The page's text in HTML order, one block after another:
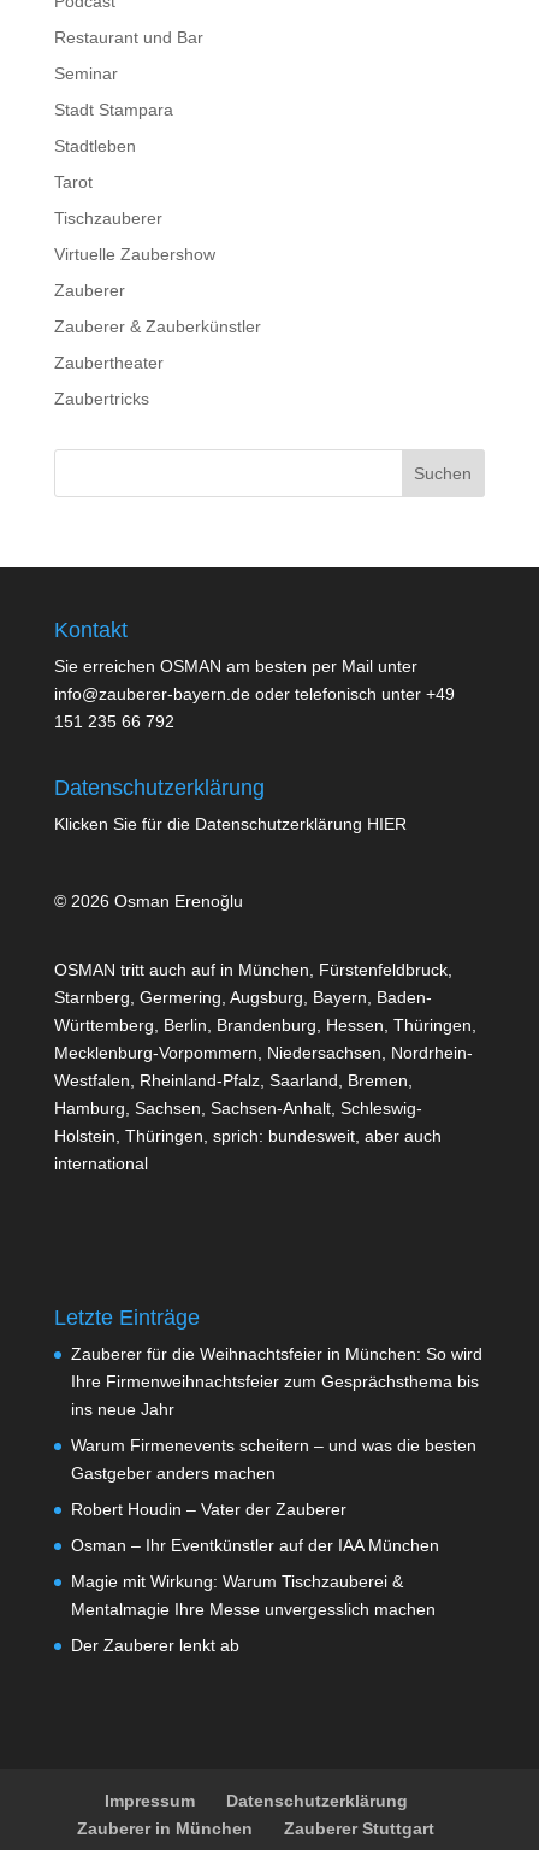
Restaurant und Bar
Seminar
Stadt Stampara
Stadtleben
Tarot
Tischzauberer
Virtuelle Zaubershow
Zauberer
Zauberer & Zauberkünstler
Zaubertheater
Zaubertricks
Kontakt
Sie erreichen OSMAN am besten per Mail unter
info@zauberer-bayern.de oder telefonisch unter +49
151 235 66 792
Datenschutzerklärung
Klicken Sie für die Datenschutzerklärung HIER
© 2026 Osman Erenoğlu
OSMAN tritt auch auf in München, Fürstenfeldbruck,
Starnberg, Germering, Augsburg, Bayern, Baden-
Württemberg, Berlin, Brandenburg, Hessen, Thüringen,
Mecklenburg-Vorpommern, Niedersachsen, Nordrhein-
Westfalen, Rheinland-Pfalz, Saarland, Bremen,
Hamburg, Sachsen, Sachsen-Anhalt, Schleswig-
Holstein, Thüringen, sprich: bundesweit, aber auch
international
Letzte Einträge
Zauberer für die Weihnachtsfeier in München: So wird
Ihre Firmenweihnachtsfeier zum Gesprächsthema bis
ins neue Jahr
Warum Firmenevents scheitern – und was die besten
Gastgeber anders machen
Robert Houdin – Vater der Zauberer
Osman – Ihr Eventkünstler auf der IAA München
Magie mit Wirkung: Warum Tischzauberei &
Mentalmagie Ihre Messe unvergesslich machen
Der Zauberer lenkt ab
Impressum
Datenschutzerklärung
Zauberer in München
Zauberer Stuttgart